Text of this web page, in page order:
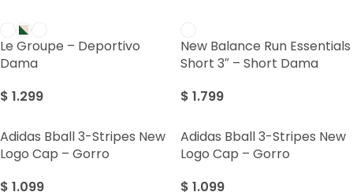
Le Groupe – Deportivo
Dama
$ 1.299
New Balance Run Essentials
Short 3″ – Short Dama
$ 1.799
Adidas Bball 3-Stripes New
Logo Cap – Gorro
$ 1.099
Adidas Bball 3-Stripes New
Logo Cap – Gorro
$ 1.099